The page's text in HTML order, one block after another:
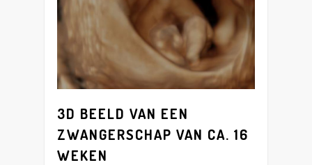
3D BEELD VAN EEN
ZWANGERSCHAP VAN CA. 16
WEKEN